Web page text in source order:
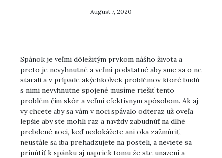
August 7, 2020
Spánok je veľmi dôležitým prvkom nášho života a
preto je nevyhnutné a veľmi podstatné aby sme sa o ne
starali a v prípade akýchkoľvek problémov ktoré budú
s nimi nevyhnutne spojené musíme riešiť tento
problém čím skôr a veľmi efektívnym spôsobom. Ak aj
vy chcete aby sa vám v noci spávalo odteraz už oveľa
lepšie aby ste mohli raz a navždy zabudnúť na dlhé
prebdené noci, keď nedokážete ani oka zažmúriť,
neustále sa iba prehadzujete na posteli, a neviete sa
prinútiť k spánku aj napriek tomu že ste unavení a